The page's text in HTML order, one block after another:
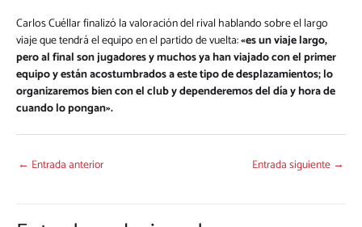
Carlos Cuéllar finalizó la valoración del rival hablando sobre el largo
viaje que tendrá el equipo en el partido de vuelta:«es un viaje largo,
pero al final son jugadores y muchos ya han viajado con el primer
equipo y están acostumbrados a este tipo de desplazamientos; lo
organizaremos bien con el club y dependeremos del día y hora de
cuando lo pongan».
← Entrada anterior Entrada siguiente →